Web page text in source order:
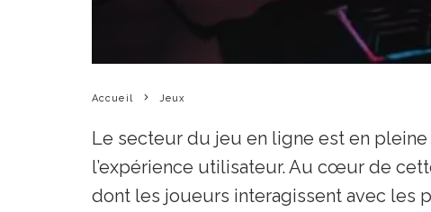
Accueil Jeux
Le secteur du jeu en ligne est en
l’expérience utilisateur. Au cœur de
dont les joueurs interagissent avec les